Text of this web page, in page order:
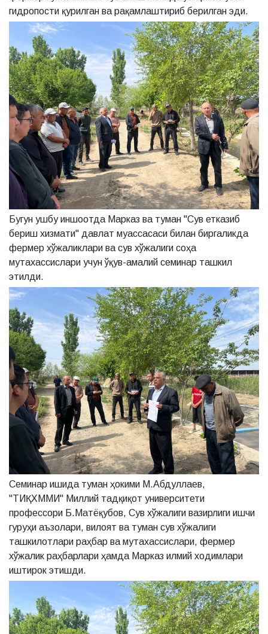
гидропости қурилган ва рақамлаштириб берилган эди.
Бугун ушбу иншоотда Марказ ва туман "Сув етказиб
бериш хизмати" давлат муассасаси билан биргаликда
фермер хўжаликлари ва сув хўжалиги соҳа
мутахассислари учун ўқув-амалий семинар ташкил
этилди.
Семинар ишида туман ҳокими М.Абдуллаев,
"ТИҚХММИ" Миллий тадқиқот университети
профессори Б.Матёқубов, Сув хўжалиги вазирлиги ишчи
гуруҳи аъзолари, вилоят ва туман сув хўжалиги
ташкилотлари раҳбар ва мутахассислари, фермер
хўжалик раҳбарлари ҳамда Марказ илмий ходимлари
иштирок этишди.